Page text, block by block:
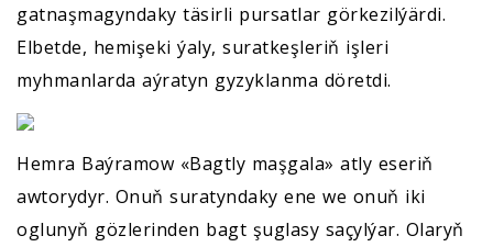
gatnaşmagyndaky täsirli pursatlar görkezilýärdi.
Elbetde, hemişeki ýaly, suratkeşleriň işleri
myhmanlarda aýratyn gyzyklanma döretdi.
Hemra Baýramow «Bagtly maşgala» atly eseriň
awtorydyr. Onuň suratyndaky ene we onuň iki
oglunyň gözlerinden bagt şuglasy saçylýar. Olaryň